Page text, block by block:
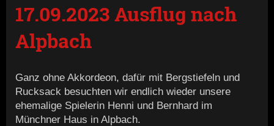
17.09.2023 Ausflug nach
Alpbach
Ganz ohne Akkordeon, dafür mit Bergstiefeln und
Rucksack besuchten wir endlich wieder unsere
ehemalige Spielerin Henni und Bernhard im
Münchner Haus in Alpbach.